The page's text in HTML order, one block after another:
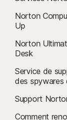
Norton
Up
Norton
Desk
Service de
des spywares
Support
Comment